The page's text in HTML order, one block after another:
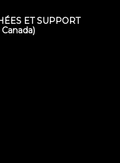
ET SUPPORT